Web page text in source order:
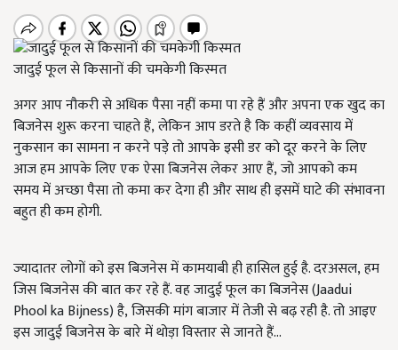
जादुई फूल से किसानों की चमकेगी किस्मत
अगर आप नौकरी से अधिक पैसा नहीं कमा पा रहे हैं और अपना एक खुद का
बिजनेस शुरू करना चाहते हैं, लेकिन आप डरते है कि कहीं व्यवसाय में
नुकसान का सामना न करने पड़े तो आपके इसी डर को दूर करने के लिए
आज हम आपके लिए एक ऐसा बिजनेस लेकर आए हैं, जो आपको कम
समय में अच्छा पैसा तो कमा कर देगा ही और साथ ही इसमें घाटे की संभावना
बहुत ही कम होगी.
ज्यादातर लोगों को इस बिजनेस में कामयाबी ही हासिल हुई है. दरअसल, हम
जिस बिजनेस की बात कर रहे हैं. वह जादुई फूल का बिजनेस (Jaadui
Phool ka Bijness)है, जिसकी मांग बाजार में तेजी से बढ़ रही है. तो आइए
इस जादुई बिजनेस के बारे में थोड़ा विस्तार से जानते हैं...